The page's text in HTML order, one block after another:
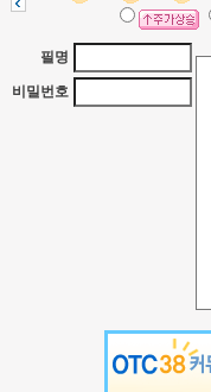
필명
비밀번호